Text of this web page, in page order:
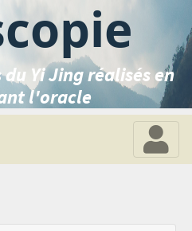
du Yi Jing réalisés en
l'oracle